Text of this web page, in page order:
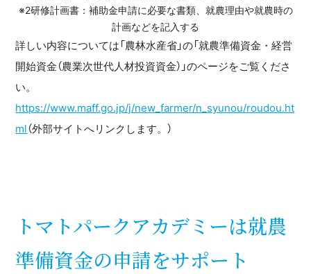
※2研修計画書：補助金申請に必要な書類、就農理由や就農時の
計画などを記入する
詳しい内容については「農林水産省」の「就農準備資金・経営
開始資金（農業次世代人材投資資金）」のページをご覧くださ
い。
https://www.maff.go.jp/j/new_farmer/n_syunou/roudou.ht
ml （外部サイトへリンクします。）
トマトパークアカデミーは就農
準備資金の申請をサポート